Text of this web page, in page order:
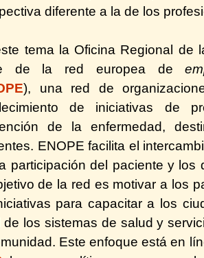
diferente a la de los
tema la Oficina Regional de
de la red europea de
), una red de
de iniciativas de
de la enfermedad,
ENOPE facilita el
participación del paciente y los
de la red es motivar a los
para capacitar a los
de los sistemas de salud y
Este enfoque está en